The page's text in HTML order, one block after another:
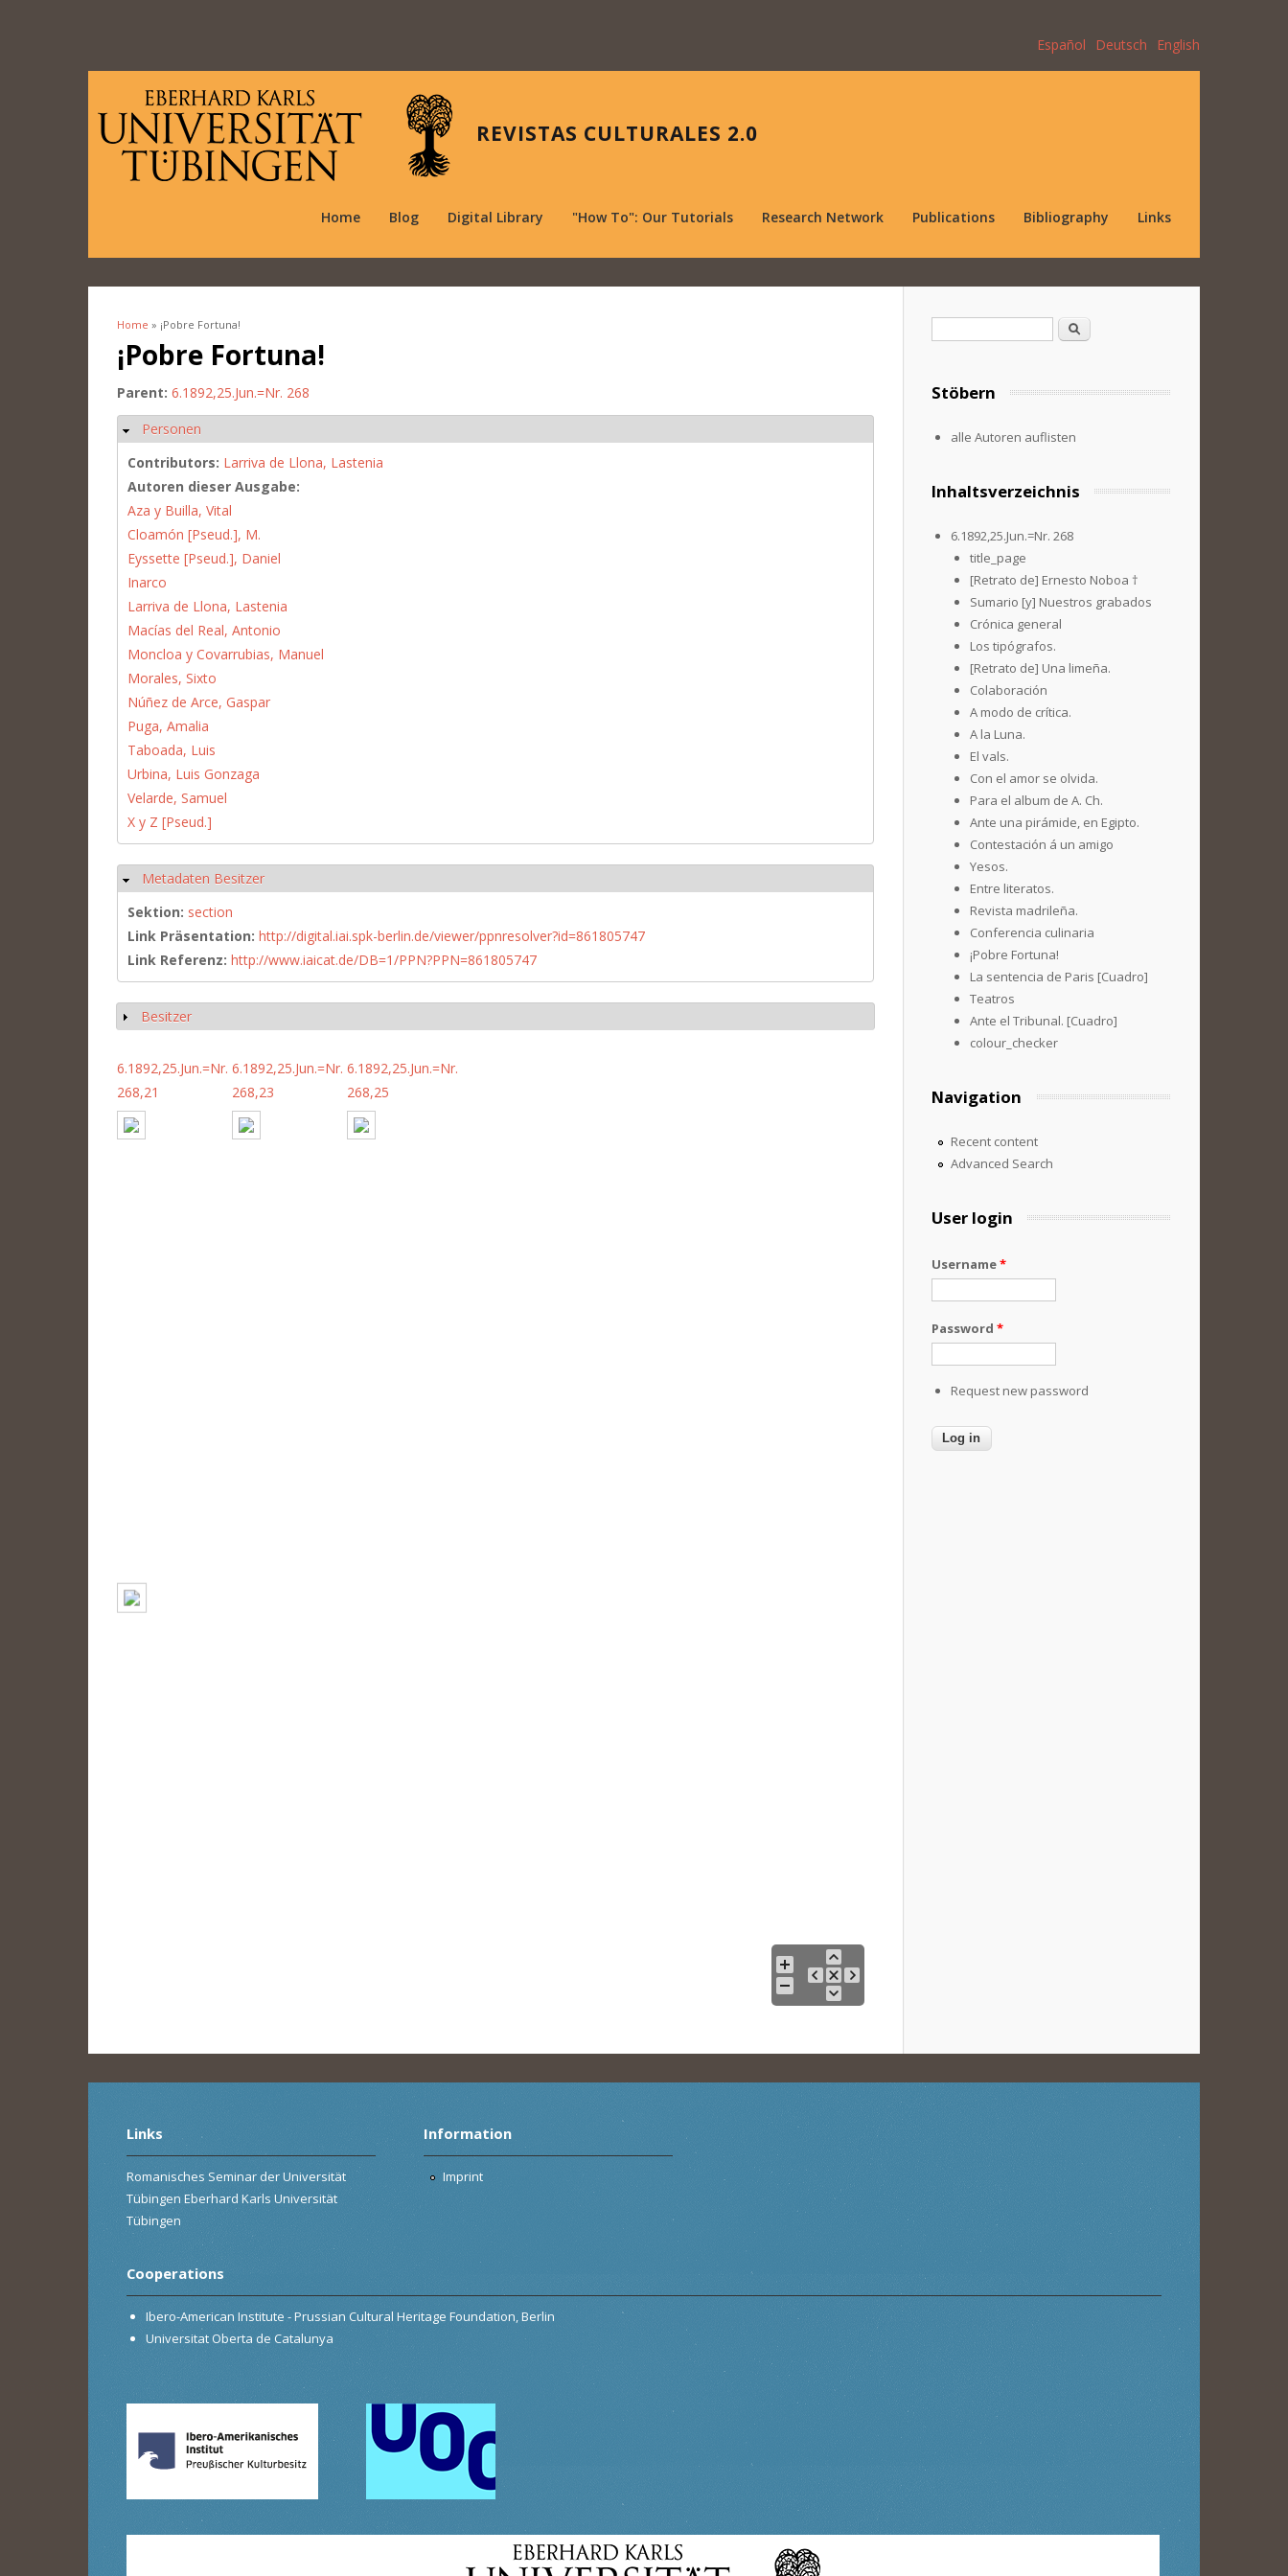
Español Deutsch English
REVISTAS CULTURALES 2.0
Home Blog Digital Library "How To": Our Tutorials Research Network Publications Bibliography Links
You are here
Home » ¡Pobre Fortuna!
¡Pobre Fortuna!
Parent: 6.1892,25.Jun.=Nr. 268
Hide
Personen
Contributors: Larriva de Llona, Lastenia
Autoren dieser Ausgabe:
Aza y Builla, Vital
Cloamón [Pseud.], M.
Eyssette [Pseud.], Daniel
Inarco
Larriva de Llona, Lastenia
Macías del Real, Antonio
Moncloa y Covarrubias, Manuel
Morales, Sixto
Núñez de Arce, Gaspar
Puga, Amalia
Taboada, Luis
Urbina, Luis Gonzaga
Velarde, Samuel
X y Z [Pseud.]
Hide
Metadaten Besitzer
Sektion: section
Link Präsentation: http://digital.iai.spk-berlin.de/viewer/ppnresolver?id=861805747
Link Referenz: http://www.iaicat.de/DB=1/PPN?PPN=861805747
Show
Besitzer
6.1892,25.Jun.=Nr.
268,21
6.1892,25.Jun.=Nr.
268,23
6.1892,25.Jun.=Nr.
268,25
Search
Stöbern
alle Autoren auflisten
Inhaltsverzeichnis
6.1892,25.Jun.=Nr. 268
title_page
[Retrato de] Ernesto Noboa †
Sumario [y] Nuestros grabados
Crónica general
Los tipógrafos.
[Retrato de] Una limeña.
Colaboración
A modo de crítica.
A la Luna.
El vals.
Con el amor se olvida.
Para el album de A. Ch.
Ante una pirámide, en Egipto.
Contestación á un amigo
Yesos.
Entre literatos.
Revista madrileña.
Conferencia culinaria
¡Pobre Fortuna!
La sentencia de Paris [Cuadro]
Teatros
Ante el Tribunal. [Cuadro]
colour_checker
Navigation
Recent content
Advanced Search
User login
Username*
Password *
Request new password
Links
Romanisches Seminar der Universität
Tübingen Eberhard Karls Universität
Tübingen
Information
Imprint
Cooperations
Ibero-American Institute - Prussian Cultural Heritage Foundation, Berlin
Universitat Oberta de Catalunya